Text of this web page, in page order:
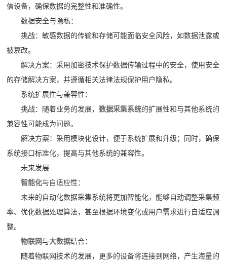
信设备，确保数据的完整性和准确性。
数据安全与隐私：
挑战：敏感数据的传输和存储可能面临安全风险，如数据泄露或
被篡改。
解决方案：采用加密技术保护数据传输过程中的安全，使用安全
的存储解决方案，并遵循相关法律法规保护用户隐私。
系统扩展性与兼容性：
挑战：随着业务的发展，数据采集系统的扩展性和与其他系统的
兼容性可能成为问题。
解决方案：采用模块化设计，便于系统扩展和升级；同时，确保
系统接口标准化，提高与其他系统的兼容性。
未来发展
智能化与自适应性：
未来的自动化数据采集系统将更加智能化，能够自动调整采集频
率、优化数据处理算法，甚至根据环境变化或用户需求进行自适应调
整。
物联网与大数据结合：
随着物联网技术的发展，更多的设备将连接到网络，产生海量的